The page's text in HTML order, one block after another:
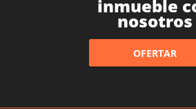
inmueble
nosotros
OFERTAR